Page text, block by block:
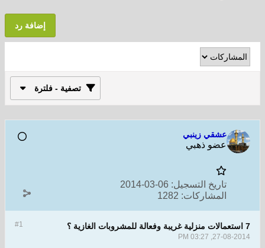
إضافة رد
تصفية - فلترة
عشقي زينبي
عضو ذهبي
تاريخ التسجيل: 06-03-2014
المشاركات: 1282
#1 7 استعمالات منزلية غريبة وفعالة للمشروبات الغازية ؟
27-08-2014, 03:27 PM